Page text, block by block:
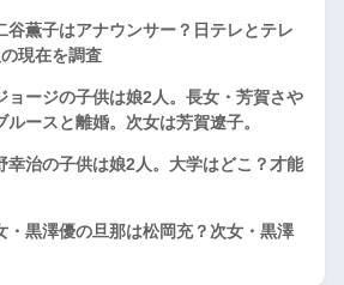
谷薫子はアナウンサー？日テレとテレ
現在を調査
ョージの子供は娘2人。長女・芳賀さや
ースと離婚。次女は芳賀遼子。
幸治の子供は娘2人。大学はどこ？才能
・黒澤優の旦那は松岡充？次女・黒澤